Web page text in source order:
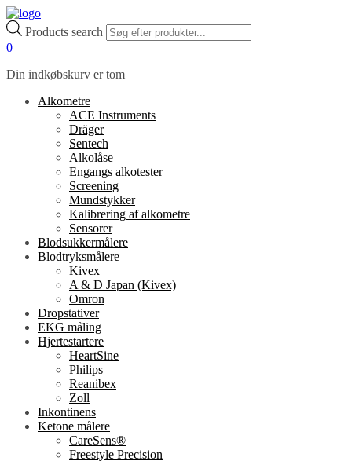
Products search
0
Din indkøbskurv er tom
Alkometre
ACE Instruments
Dräger
Sentech
Alkolåse
Engangs alkotester
Screening
Mundstykker
Kalibrering af alkometre
Sensorer
Blodsukkermålere
Blodtryksmålere
Kivex
A & D Japan (Kivex)
Omron
Dropstativer
EKG måling
Hjertestartere
HeartSine
Philips
Reanibex
Zoll
Inkontinens
Ketone målere
CareSens®
Freestyle Precision